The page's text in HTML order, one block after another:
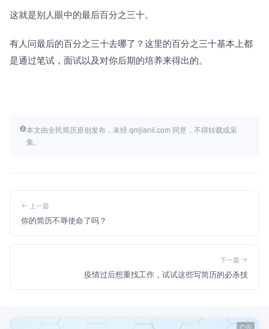
这就是别人眼中的最后百分之三十。
有人问最后的百分之三十去哪了？这里的百分之三十基本上都
是通过笔试，面试以及对你后期的培养来得出的。
本文由全民简历原创发布，未经 qmjianli.com 同意，不得转载或采
集。
上一篇
你的简历不辱使命了吗？
下一篇
疫情过后想重找工作，试试这些写简历的必杀技